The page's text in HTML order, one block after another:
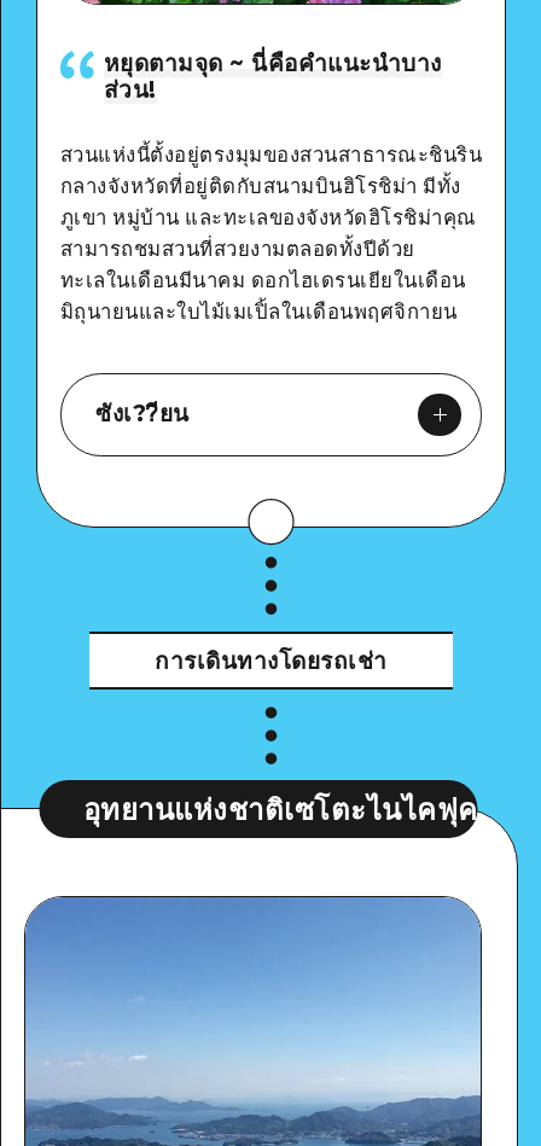
หยุดตามจุด ~ นี่คือคำแนะนำบาง
ส่วน!
สวนแห่งนี้ตั้งอยู่ตรงมุมของสวนสาธารณะชินริน
กลางจังหวัดที่อยู่ติดกับสนามบินฮิโรชิม่า มีทั้ง
ภูเขา หมู่บ้าน และทะเลของจังหวัดฮิโรชิม่าคุณ
สามารถชมสวนที่สวยงามตลอดทั้งปีด้วย
ทะเลในเดือนมีนาคม ดอกไฮเดรนเยียในเดือน
มิถุนายนและใบไม้เมเปิ้ลในเดือนพฤศจิกายน
ซังเ??ียน
ดูรายละเอียด
การเดินทางโดยรถเช่า
านแห่งชาติเซโตะไนไคฟุคาเงซัง, ภูเขา